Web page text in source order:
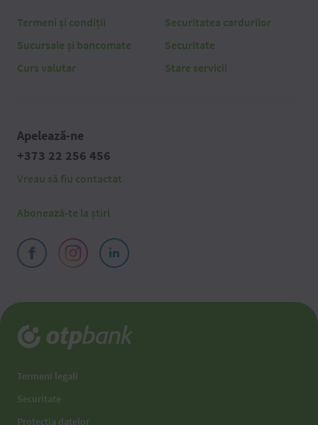
Termeni și condiții
Sucursale și bancomate
Curs valutar
Securitatea cardurilor
Securitate
Stare servicii
Apelează-ne
+373 22 256 456
Vreau să fiu contactat
Abonează-te la știri
Termeni legali
Securitate
Protecția datelor